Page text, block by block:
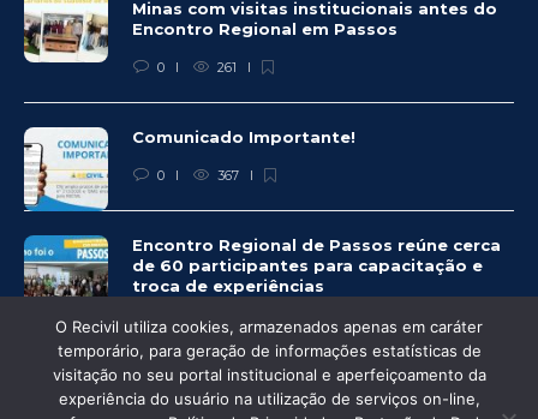
Minas com visitas institucionais antes do
Encontro Regional em Passos
0 261
Comunicado Importante!
0 367
Encontro Regional de Passos reúne cerca
de 60 participantes para capacitação e
troca de experiências
0 337
O Recivil utiliza cookies, armazenados apenas em caráter
temporário, para geração de informações estatísticas de
visitação no seu portal institucional e aperfeiçoamento da
experiência do usuário na utilização de serviços on-line,